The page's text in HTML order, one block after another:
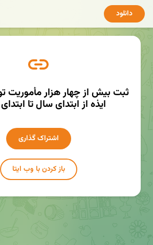
دانلود
ثبت بیش از چهار هزار مأموریت
ایذه از ابتدای سال تا
اشتراک گذاری
باز کردن با وب ایتا